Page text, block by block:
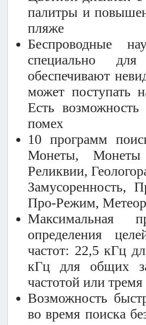
палитры и
пляже
Беспроводные
специально
обеспечивают
может поступать
Есть
помех
10 программ
Монеты,
Реликвии,
Замусоренность,
Про-Режим,
Максимальная
определения
частот: 22,5 кГц
кГц для общих
частотой или
Возможность
во время поиска